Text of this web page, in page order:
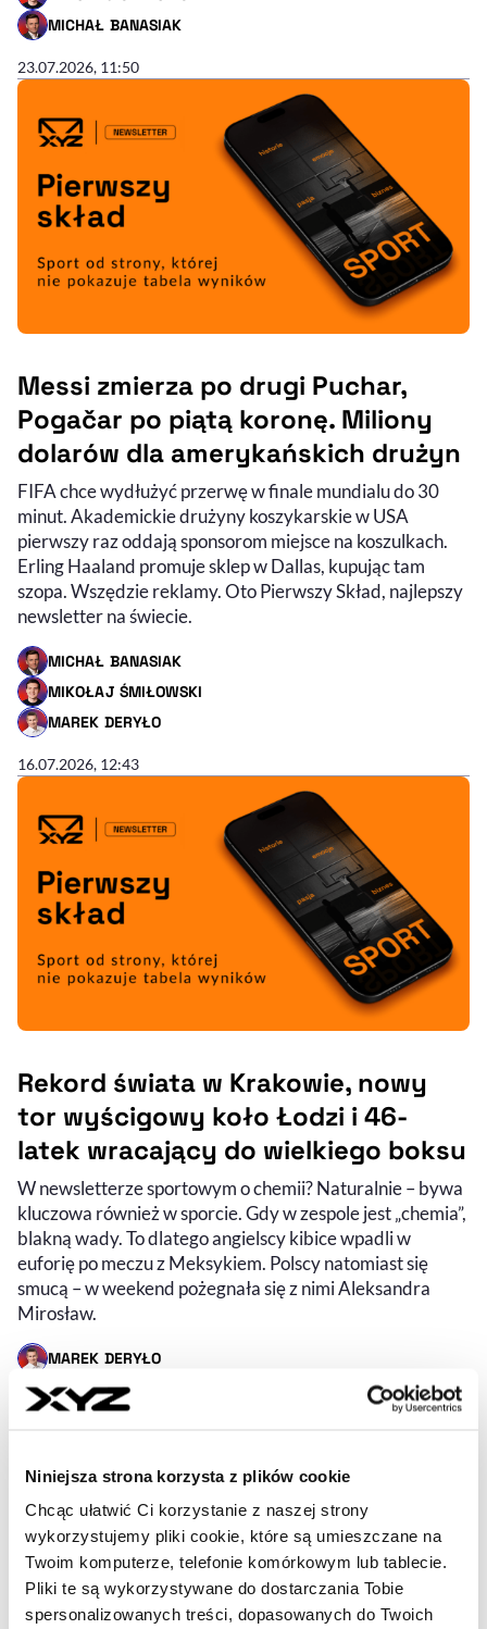
Niniejsza strona korzysta z plików cookie
Chcąc ułatwić Ci korzystanie z naszej strony
wykorzystujemy pliki cookie, które są umieszczane na
Twoim komputerze, telefonie komórkowym lub tablecie.
Pliki te są wykorzystywane do dostarczania Tobie
spersonalizowanych treści, dopasowanych do Twoich
MICHAŁ BANASIAK
- AUTOR ARTYKUŁU - PROFIL
23.07.2026, 11:50
Messi zmierza po drugi Puchar,
Pogačar po piątą koronę. Miliony
dolarów dla amerykańskich drużyn
FIFA chce wydłużyć przerwę w finale mundialu do 30
minut. Akademickie drużyny koszykarskie w USA
pierwszy raz oddają sponsorom miejsce na koszulkach.
Erling Haaland promuje sklep w Dallas, kupując tam
szopa. Wszędzie reklamy. Oto Pierwszy Skład, najlepszy
newsletter na świecie.
MICHAŁ BANASIAK
- AUTOR ARTYKUŁU - PROFIL
MIKOŁAJ ŚMIŁOWSKI
- AUTOR ARTYKUŁU - PROFIL
MAREK DERYŁO
- AUTOR ARTYKUŁU - PROFIL
16.07.2026, 12:43
Rekord świata w Krakowie, nowy
tor wyścigowy koło Łodzi i 46-
latek wracający do wielkiego boksu
W newsletterze sportowym o chemii? Naturalnie – bywa
kluczowa również w sporcie. Gdy w zespole jest „chemia”,
blakną wady. To dlatego angielscy kibice wpadli w
euforię po meczu z Meksykiem. Polscy natomiast się
smucą – w weekend pożegnała się z nimi Aleksandra
Mirosław.
MAREK DERYŁO
- AUTOR ARTYKUŁU - PROFIL
MIKOŁAJ ŚMIŁOWSKI
- AUTOR ARTYKUŁU - PROFIL